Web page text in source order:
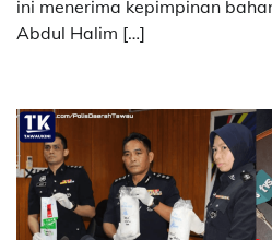
ini menerima kepimpinan
Abdul Halim […]